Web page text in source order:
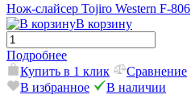
Нож-слайсер Tojiro Western F-806
В корзину
Подробнее
Купить в 1 клик
Сравнение
В избранное
В наличии